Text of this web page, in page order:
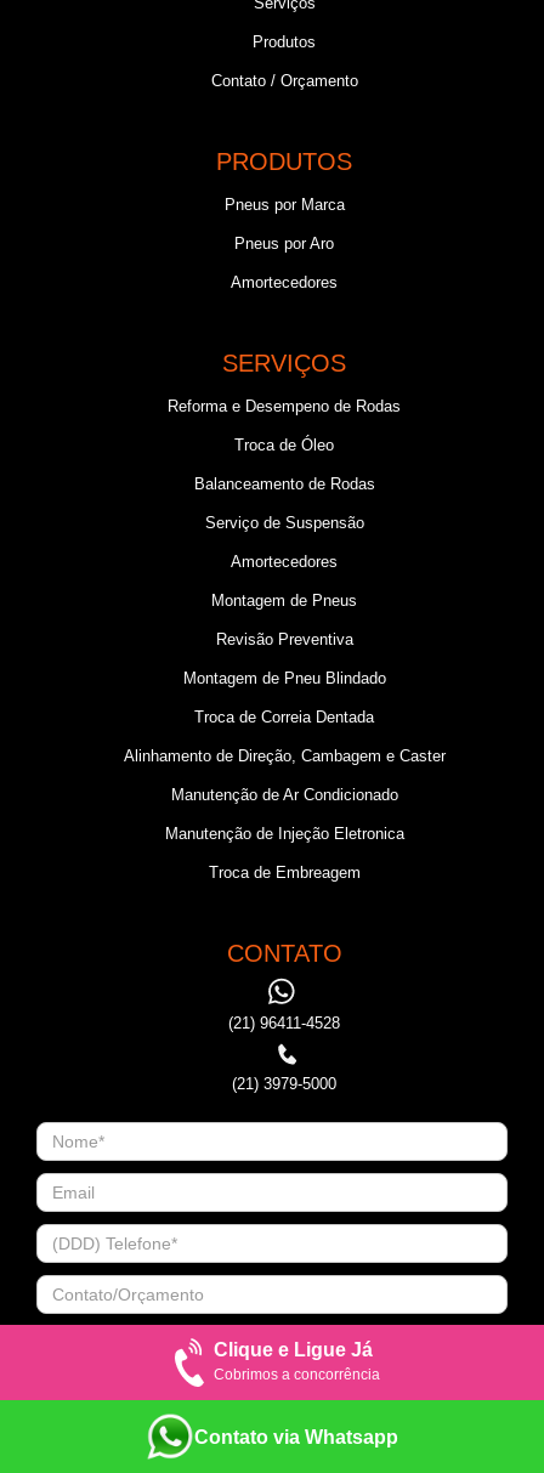
Produtos
Contato / Orçamento
PRODUTOS
Pneus por Marca
Pneus por Aro
Amortecedores
SERVIÇOS
Reforma e Desempeno de Rodas
Troca de Óleo
Balanceamento de Rodas
Serviço de Suspensão
Amortecedores
Montagem de Pneus
Revisão Preventiva
Montagem de Pneu Blindado
Troca de Correia Dentada
Alinhamento de Direção, Cambagem e Caster
Manutenção de Ar Condicionado
Manutenção de Injeção Eletronica
Troca de Embreagem
CONTATO
(21) 96411-4528
(21) 3979-5000
Clique e Ligue Já
Cobrimos a concorrência
Contato via Whatsapp